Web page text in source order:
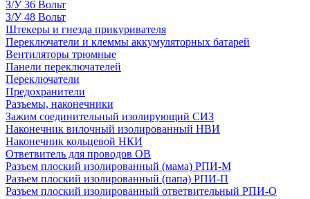
З/У 36 Вольт
З/У 48 Вольт
Штекеры и гнезда прикуривателя
Переключатели и клеммы аккумуляторных батарей
Вентиляторы трюмные
Панели переключателей
Переключатели
Предохранители
Разъемы, наконечники
Зажим соединительный изолирующий СИЗ
Наконечник вилочный изолированный НВИ
Наконечник кольцевой НКИ
Ответвитель для проводов ОВ
Разъем плоский изолированный (мама) РПИ-М
Разъем плоский изолированный (папа) РПИ-П
Разъем плоский изолированный ответвительный РПИ-О